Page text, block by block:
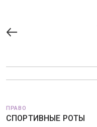
ПРАВО
СПОРТИВНЫЕ РОТЫ